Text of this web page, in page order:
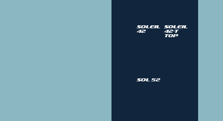
Soleil
42
Soleil
42-T
Top
sol 52